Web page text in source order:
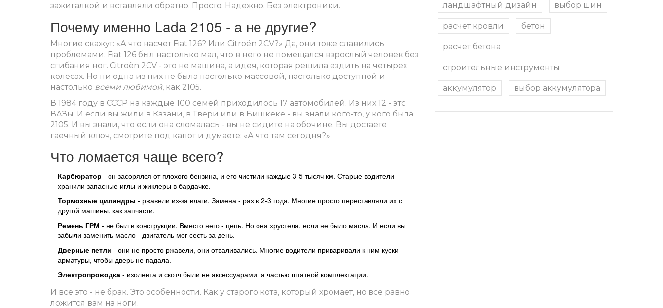
зажигалкой и вставляли обратно. Просто. Надежно. Без электроники.
Почему именно Lada 2105 - а не другие?
Многие скажут: «А что насчет Fiat 126? Или Citroën 2CV?» Да, они тоже славились
проблемами. Fiat 126 был настолько мал, что в него не помещался взрослый человек без
сгибания ног. Citroën 2CV - это не машина, а идея, которая решила ездить на четырех
колесах. Но ни одна из них не была настолько массовой, настолько доступной и
настолько всеми любимой, как 2105.
В 1984 году в СССР на каждые 100 семей приходилось 17 автомобилей. Из них 12 - это
ВАЗы. И если вы жили в Казани, в Твери или в Бишкеке - вы знали кого-то, у кого была
2105. И вы знали, что если она сломалась - вы не сидите на обочине. Вы достаете
гаечный ключ, смотрите под капот и думаете: «А что там сегодня?»
Что ломается чаще всего?
Карбюратор - он засорялся от плохого бензина, и его чистили каждые 3-5 тысяч км. Старые водители
хранили запасные иглы и жиклеры в бардачке.
Тормозные цилиндры - ржавели из-за влаги. Замена - раз в 2-3 года. Многие просто переставляли их с
другой машины, как запчасти.
Ремень ГРМ - не был в конструкции. Вместо него - цепь. Но она хрустела, если не было масла. И если вы
забыли заменить масло - двигатель мог сесть за день.
Дверные петли - они не просто ржавели, они отваливались. Многие водители приваривали к ним куски
арматуры, чтобы дверь не падала.
Электропроводка - изолента и скотч были не аксессуарами, а частью штатной комплектации.
И всё это - не брак. Это особенности. Как у старого кота, который хромает, но всё равно
ложится вам на ноги.
ландшафтный дизайн выбор шин
расчет кровли бетон
расчет бетона
строительные инструменты
аккумулятор выбор аккумулятора